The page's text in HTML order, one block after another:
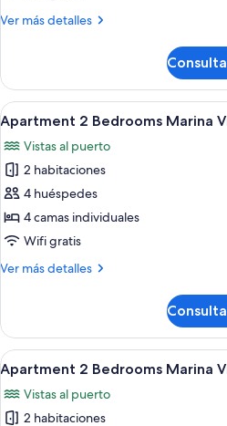
Marina
Adults
+1
child)
Ver más detalles
Más
2
Bedrooms
Marina
View
(2
Adults
+1
child)
Abrir
todas
las
fotos
de
Apartment
2
Marina
Adults
+2
children)
9
Apartment 2 Bedrooms Marina
Vistas al puerto
2 habitaciones
4 huéspedes
4 camas individuales
Wifi gratis
Ver más detalles
Más
2
Bedrooms
Marina
View
(2
Adults
Abrir
todas
las
9
Apartment 2 Bedrooms Marina
Vistas al puerto
2 habitaciones